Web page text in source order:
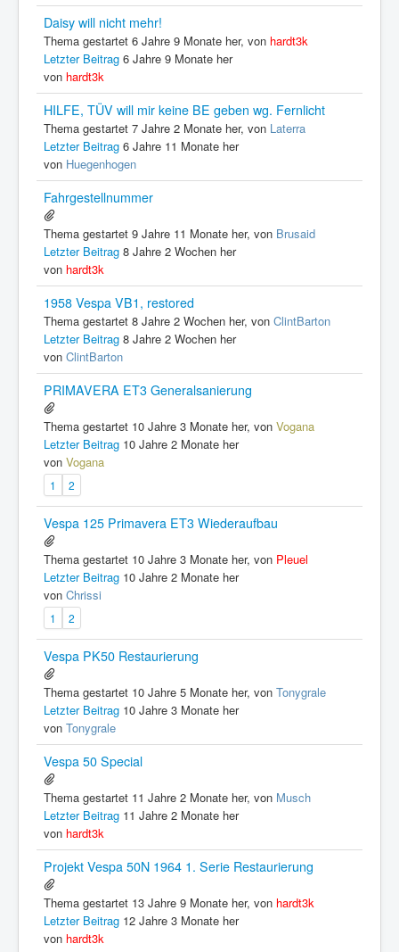
Daisy will nicht mehr!
Thema gestartet 6 Jahre 9 Monate her, von hardt3k
Letzter Beitrag 6 Jahre 9 Monate her
von hardt3k
HILFE, TÜV will mir keine BE geben wg. Fernlicht
Thema gestartet 7 Jahre 2 Monate her, von Laterra
Letzter Beitrag 6 Jahre 11 Monate her
von Huegenhogen
Fahrgestellnummer
Thema gestartet 9 Jahre 11 Monate her, von Brusaid
Letzter Beitrag 8 Jahre 2 Wochen her
von hardt3k
1958 Vespa VB1, restored
Thema gestartet 8 Jahre 2 Wochen her, von ClintBarton
Letzter Beitrag 8 Jahre 2 Wochen her
von ClintBarton
PRIMAVERA ET3 Generalsanierung
Thema gestartet 10 Jahre 3 Monate her, von Vogana
Letzter Beitrag 10 Jahre 2 Monate her
von Vogana
1 2
Vespa 125 Primavera ET3 Wiederaufbau
Thema gestartet 10 Jahre 3 Monate her, von Pleuel
Letzter Beitrag 10 Jahre 2 Monate her
von Chrissi
1 2
Vespa PK50 Restaurierung
Thema gestartet 10 Jahre 5 Monate her, von Tonygrale
Letzter Beitrag 10 Jahre 3 Monate her
von Tonygrale
Vespa 50 Special
Thema gestartet 11 Jahre 2 Monate her, von Musch
Letzter Beitrag 11 Jahre 2 Monate her
von hardt3k
Projekt Vespa 50N 1964 1. Serie Restaurierung
Thema gestartet 13 Jahre 9 Monate her, von hardt3k
Letzter Beitrag 12 Jahre 3 Monate her
von hardt3k